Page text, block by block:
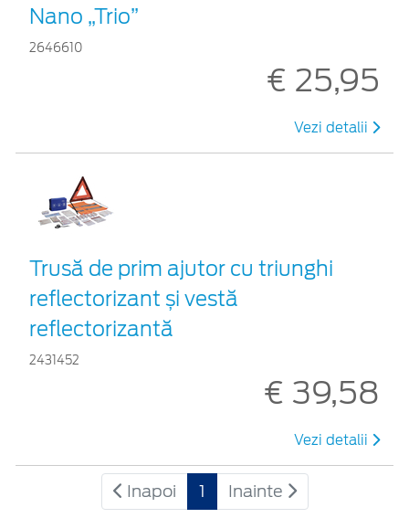
Nano „Trio”
2646610
€ 25,95
Vezi detalii
Trusă de prim ajutor cu triunghi
reflectorizant și vestă
reflectorizantă
2431452
€ 39,58
Vezi detalii
Inapoi 1 Inainte